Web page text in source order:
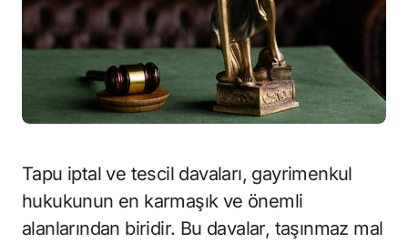
Tapu iptal ve tescil davaları, gayrimenkul
hukukunun en karmaşık ve önemli
alanlarından biridir. Bu davalar, taşınmaz mal